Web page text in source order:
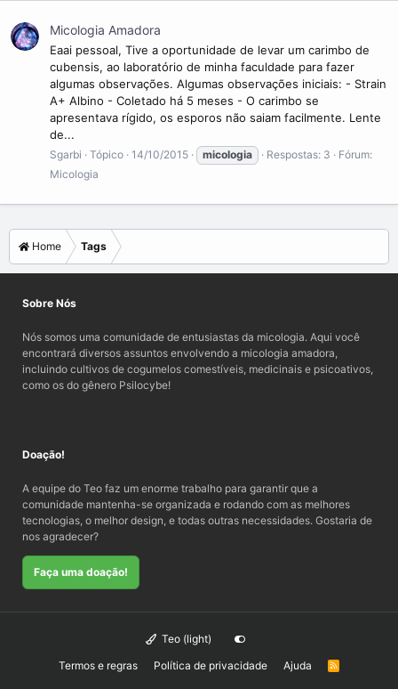
Micologia Amadora
Eaai pessoal, Tive a oportunidade de levar um carimbo de
cubensis, ao laboratório de minha faculdade para fazer
algumas observações. Algumas observações iniciais: - Strain
A+ Albino - Coletado há 5 meses - O carimbo se
apresentava rígido, os esporos não saiam facilmente. Lente
de...
Sgarbi Tópico 14/10/2015 micologia Respostas: 3
Fórum:
Micologia
Home Tags
Sobre Nós
Nós somos uma comunidade de entusiastas da micologia. Aqui você
encontrará diversos assuntos envolvendo a micologia amadora,
incluindo cultivos de cogumelos comestíveis, medicinais e psicoativos,
como os do gênero Psilocybe!
Doação!
A equipe do Teo faz um enorme trabalho para garantir que a
comunidade mantenha-se organizada e rodando com as melhores
tecnologias, o melhor design, e todas outras necessidades. Gostaria de
nos agradecer?
Faça uma doação!
Teo (light)
Termos e regras
Política de privacidade Ajuda
R